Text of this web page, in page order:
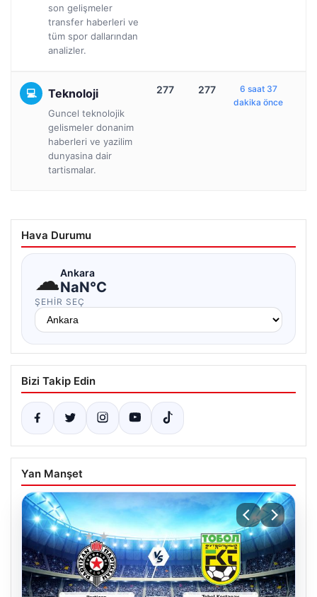
son gelişmeler
transfer haberleri ve
tüm spor dallarından
analizler.
Teknoloji
Guncel teknolojik
gelismeler donanim
haberleri ve yazilim
dunyasina dair
tartismalar.
277 277
6 saat 37
dakika önce
Hava Durumu
☁Ankara
NaN°C
ŞEHIR SEÇ
Bizi Takip Edin
Yan Manşet